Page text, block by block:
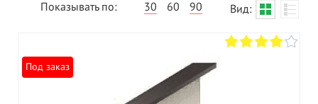
Показывать по:
30 60 90 Вид:
Под заказ